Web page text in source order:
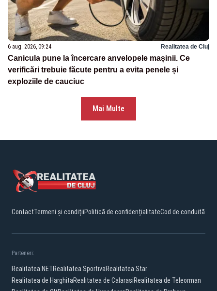
6 aug. 2026, 09:24 Realitatea de Cluj
Canicula pune la încercare anvelopele mașinii. Ce
verificări trebuie făcute pentru a evita penele și
exploziile de cauciuc
Mai Multe
ContactTermeni și condițiiPolitică de confidențialitateCod de conduită
Parteneri:
Realitatea.NETRealitatea SportivaRealitatea Star
Realitatea de HarghitaRealitatea de CalarasiRealitatea de Teleorman